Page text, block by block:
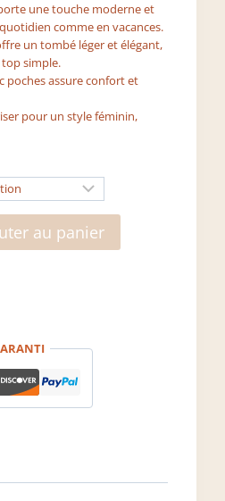
une touche moderne et
comme en vacances.
un tombé léger et élégant,
simple.
poches assure confort et
pour un style féminin,
au panier